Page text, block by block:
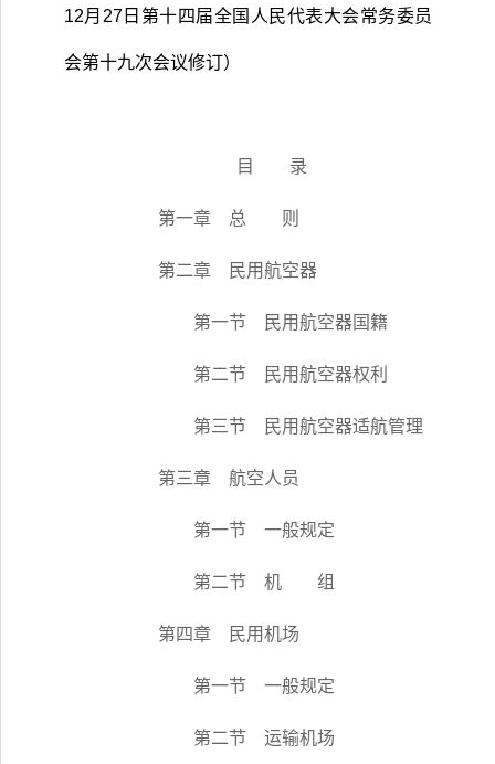
12月 27日第十四届全国人民代表大会常务委员
会第十九次会议修订）
目 录
第一章 总 则
第二章 民用航空器
第一节 民用航空器国籍
第二节 民用航空器权利
第三节 民用航空器适航管理
第三章 航空人员
第一节 一般规定
第二节 机 组
第四章 民用机场
第一节 一般规定
第二节 运输机场